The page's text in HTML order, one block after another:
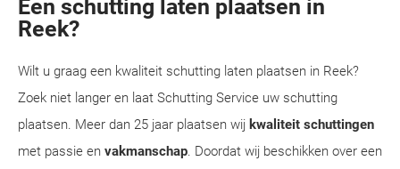
Een schutting laten plaatsen in
Reek?
Wilt u graag een kwaliteit schutting laten plaatsen in Reek?
Zoek niet langer en laat Schutting Service uw schutting
plaatsen. Meer dan 25 jaar plaatsen wij kwaliteit schuttingen
met passie en vakmanschap. Doordat wij beschikken over een